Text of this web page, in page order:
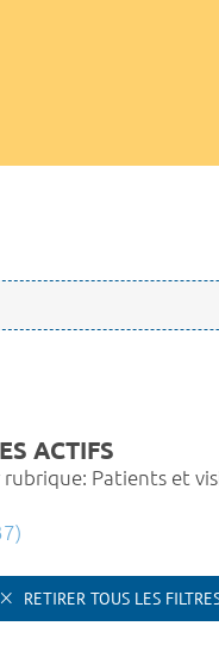
ACTIFS
rubrique: Patients et
RETIRER TOUS LES